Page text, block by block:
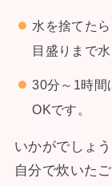
水を捨てた
目盛りまで水
30分～1時間
OKです。
いかがでしょう
自分で炊いた